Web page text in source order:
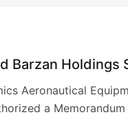
Barzan Holdings
Aeronautical
a